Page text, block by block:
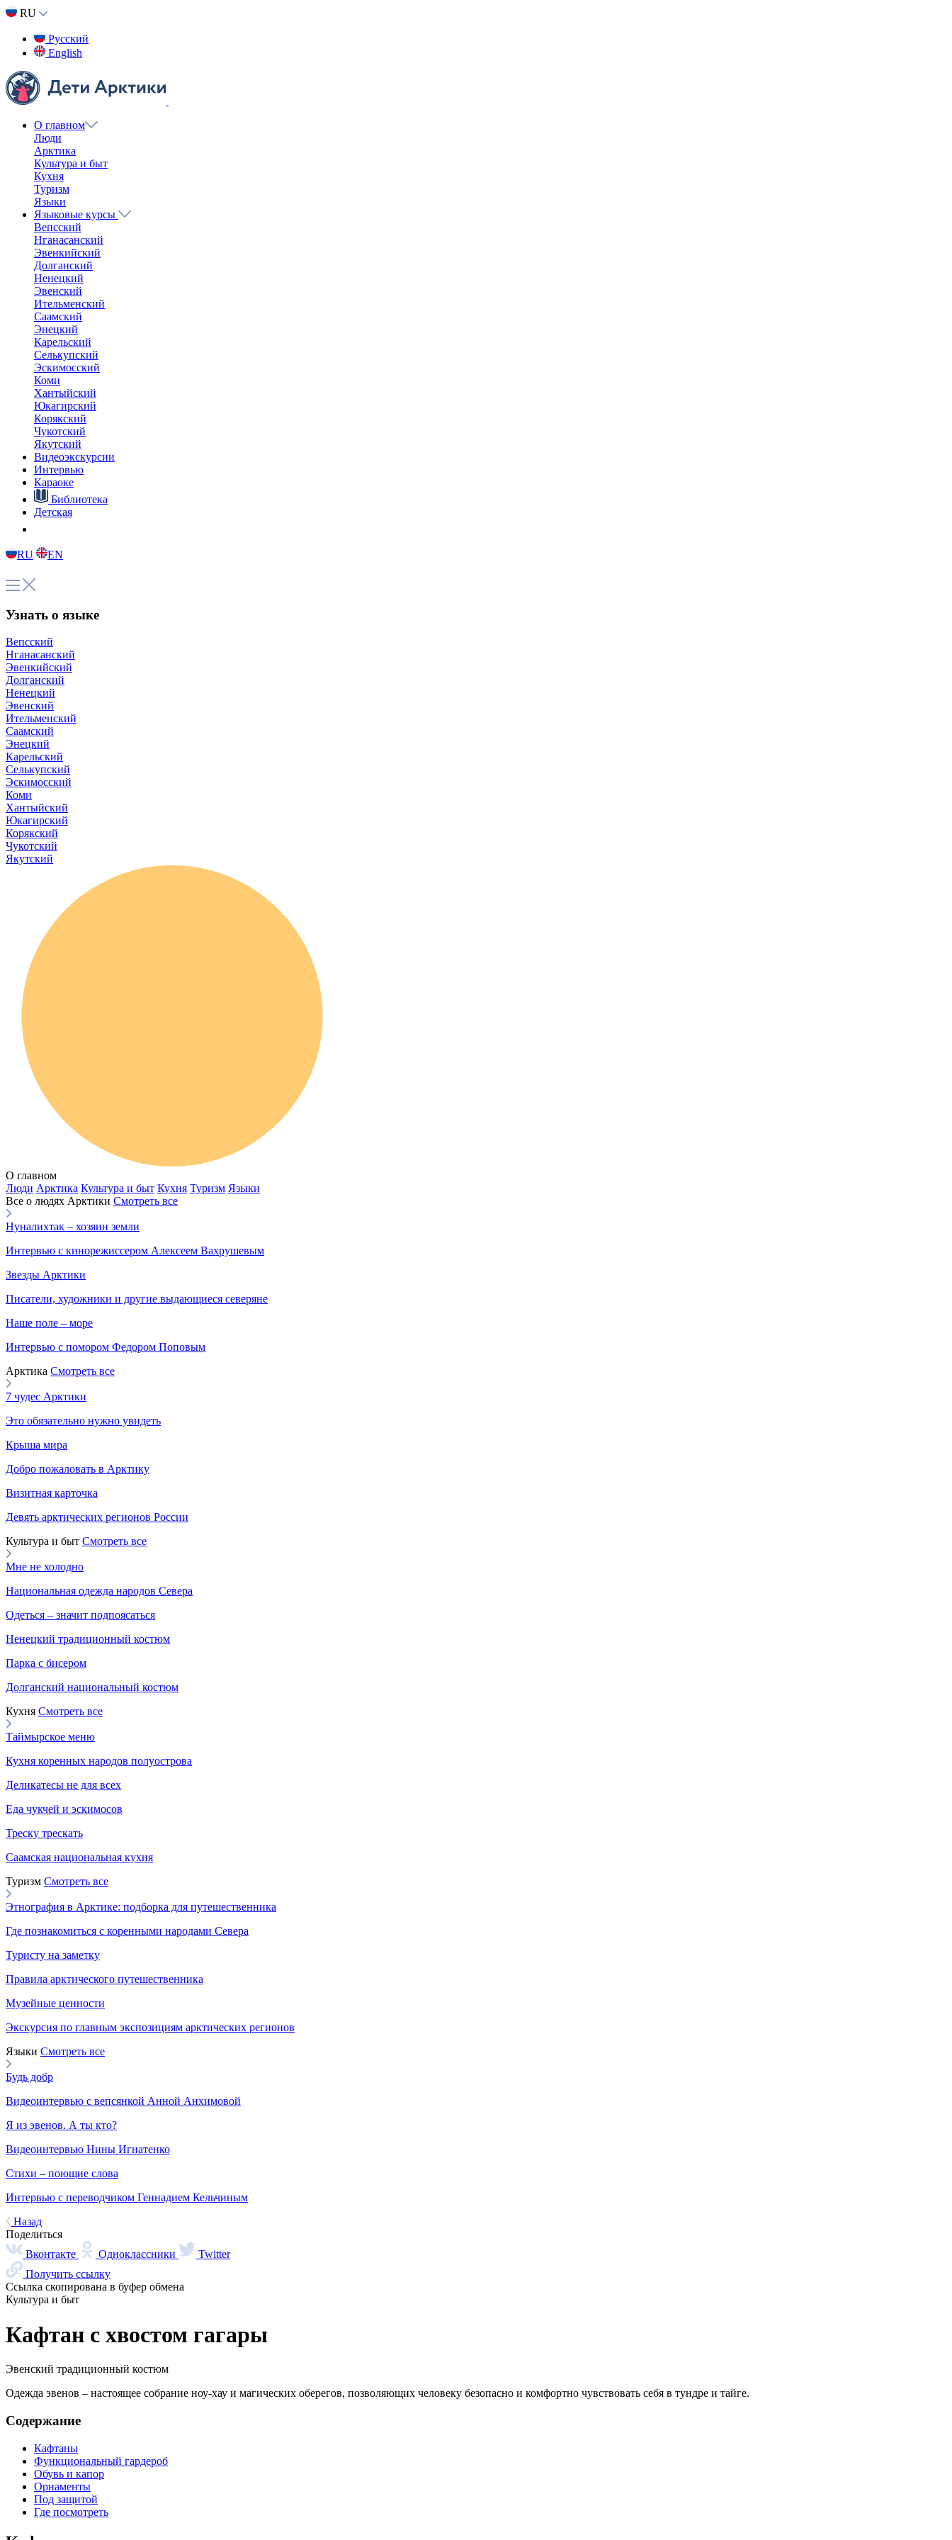
RU
Русский
English
О главном
Люди
Арктика
Культура и быт
Кухня
Туризм
Языки
Языковые курсы
Вепсский
Нганасанский
Эвенкийский
Долганский
Ненецкий
Эвенский
Ительменский
Саамский
Энецкий
Карельский
Селькупский
Эскимосский
Коми
Хантыйский
Юкагирский
Корякский
Чукотский
Якутский
Видеоэкскурсии
Интервью
Караоке
Библиотека
Детская
RU EN
Узнать о языке
Вепсский
Нганасанский
Эвенкийский
Долганский
Ненецкий
Эвенский
Ительменский
Саамский
Энецкий
Карельский
Селькупский
Эскимосский
Коми
Хантыйский
Юкагирский
Корякский
Чукотский
Якутский
О главном
Люди Арктика Культура и быт Кухня Туризм Языки
Все о людях Арктики Смотреть все
Нуналихтак – хозяин земли
Интервью с кинорежиссером Алексеем Вахрушевым
Звезды Арктики
Писатели, художники и другие выдающиеся северяне
Наше поле – море
Интервью с помором Федором Поповым
Арктика Смотреть все
7 чудес Арктики
Это обязательно нужно увидеть
Крыша мира
Добро пожаловать в Арктику
Визитная карточка
Девять арктических регионов России
Культура и быт Смотреть все
Мне не холодно
Национальная одежда народов Севера
Одеться – значит подпоясаться
Ненецкий традиционный костюм
Парка с бисером
Долганский национальный костюм
Кухня Смотреть все
Таймырское меню
Кухня коренных народов полуострова
Деликатесы не для всех
Еда чукчей и эскимосов
Треску трескать
Саамская национальная кухня
Туризм Смотреть все
Этнография в Арктике: подборка для путешественника
Где познакомиться с коренными народами Севера
Туристу на заметку
Правила арктического путешественника
Музейные ценности
Экскурсия по главным экспозициям арктических регионов
Языки Смотреть все
Будь добр
Видеоинтервью с вепсянкой Анной Анхимовой
Я из эвенов. А ты кто?
Видеоинтервью Нины Игнатенко
Стихи – поющие слова
Интервью с переводчиком Геннадием Кельчиным
Назад
Поделиться
Вконтакте
Одноклассники
Twitter
Получить ссылку
Ссылка скопирована в буфер обмена
Культура и быт
Кафтан с хвостом гагары
Эвенский традиционный костюм
Одежда эвенов – настоящее собрание ноу-хау и магических оберегов, позволяющих человеку безопасно и комфортно чувствовать себя в тундре и тайге.
Содержание
Кафтаны
Функциональный гардероб
Обувь и капор
Орнаменты
Под защитой
Где посмотреть